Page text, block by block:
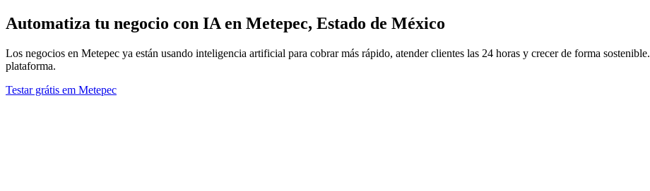
Automatiza tu negocio con IA en Metepec, Estado de México
Los negocios en Metepec ya están usando inteligencia artificial para cobrar más rápido, atender clientes las 24 horas y crecer de forma
plataforma.
Testar grátis em Metepec